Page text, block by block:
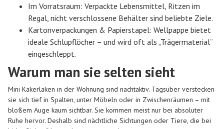
Im Vorratsraum: Verpackte Lebensmittel, Ritzen im
Regal, nicht verschlossene Behälter sind beliebte Ziele.
Kartonverpackungen & Papierstapel: Wellpappe bietet
ideale Schlupflöcher – und wird oft als „Trägermaterial“
eingeschleppt.
Warum man sie selten sieht
Mini Kakerlaken in der Wohnung sind nachtaktiv. Tagsüber verstecken
sie sich tief in Spalten, unter Möbeln oder in Zwischenräumen – mit
bloßem Auge kaum sichtbar. Sie kommen meist nur bei absoluter
Ruhe hervor. Deshalb sind nächtliche Sichtungen oder Tiere, die bei